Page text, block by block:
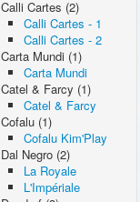
Calli Cartes (2)
Calli Cartes - 1
Calli Cartes - 2
Carta Mundi (1)
Carta Mundi
Catel & Farcy (1)
Catel & Farcy
Cofalu (1)
Cofalu Kim'Play
Dal Negro (2)
La Royale
L'Impériale